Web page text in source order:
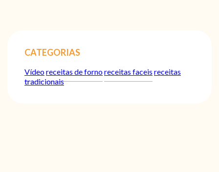
CATEGORIAS
Vídeoreceitas de fornoreceitas faceis receitas
tradicionais